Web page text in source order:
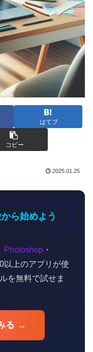
はてブ
コピー
2025.01.25
ら始めよう
Photoshop・
以上のアプリが使
を無料で試せま
る →